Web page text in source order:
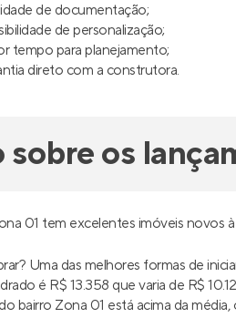
de documentação;
de personalização;
tempo para planejamento;
direto com a construtora.
sobre os
01 tem excelentes imóveis novos
Uma das melhores formas de
é R$ 13.358 que varia de R$
bairro Zona 01 está acima da